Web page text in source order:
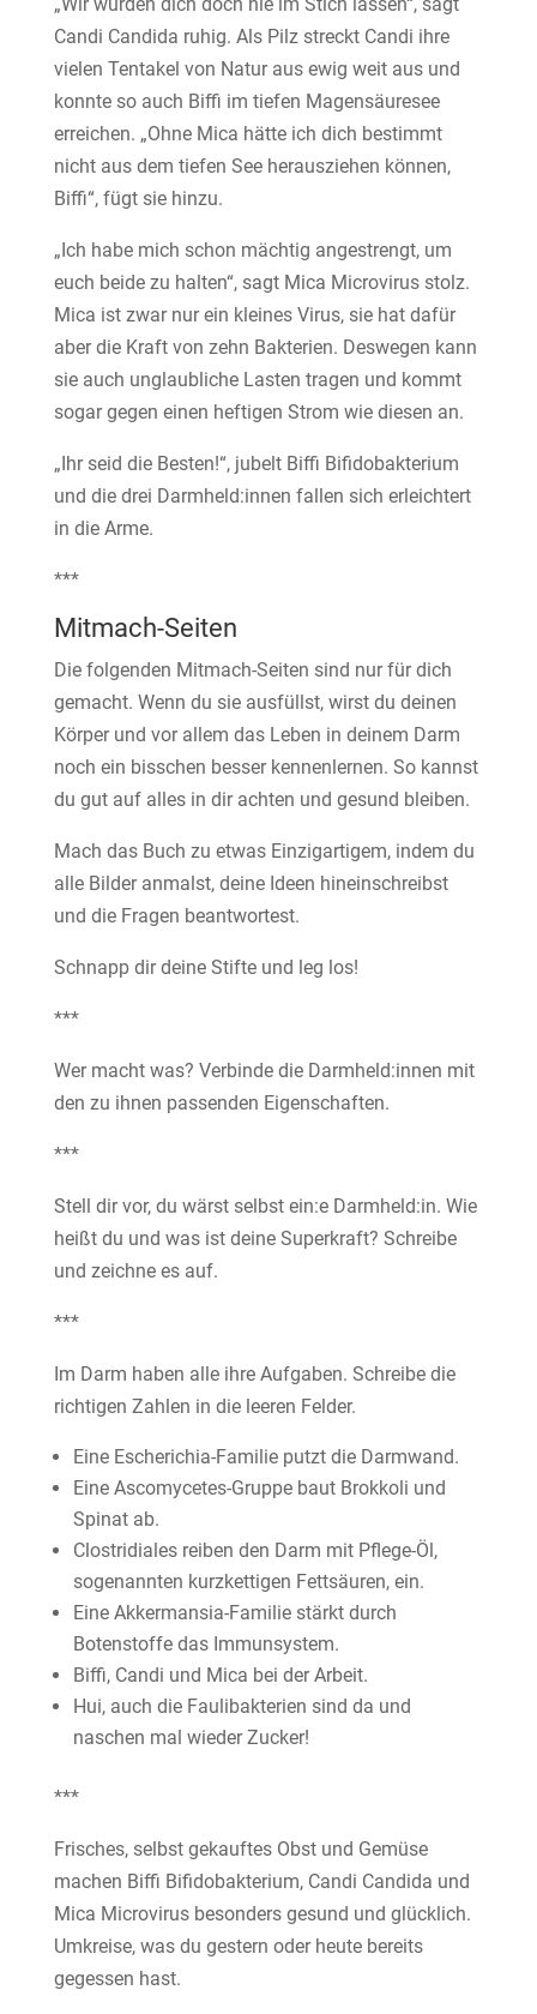
Candi Candida ruhig. Als Pilz streckt Candi ihre
vielen Tentakel von Natur aus ewig weit aus und
konnte so auch Biffi im tiefen Magensäuresee
erreichen. „Ohne Mica hätte ich dich bestimmt
nicht aus dem tiefen See herausziehen können,
Biffi“, fügt sie hinzu.
„Ich habe mich schon mächtig angestrengt, um
euch beide zu halten“, sagt Mica Microvirus stolz.
Mica ist zwar nur ein kleines Virus, sie hat dafür
aber die Kraft von zehn Bakterien. Deswegen kann
sie auch unglaubliche Lasten tragen und kommt
sogar gegen einen heftigen Strom wie diesen an.
„Ihr seid die Besten!“, jubelt Biffi Bifidobakterium
und die drei Darmheld:innen fallen sich erleichtert
in die Arme.
***
Mitmach-Seiten
Die folgenden Mitmach-Seiten sind nur für dich
gemacht. Wenn du sie ausfüllst, wirst du deinen
Körper und vor allem das Leben in deinem Darm
noch ein bisschen besser kennenlernen. So kannst
du gut auf alles in dir achten und gesund bleiben.
Mach das Buch zu etwas Einzigartigem, indem du
alle Bilder anmalst, deine Ideen hineinschreibst
und die Fragen beantwortest.
Schnapp dir deine Stifte und leg los!
***
Wer macht was? Verbinde die Darmheld:innen mit
den zu ihnen passenden Eigenschaften.
***
Stell dir vor, du wärst selbst ein:e Darmheld:in. Wie
heißt du und was ist deine Superkraft? Schreibe
und zeichne es auf.
***
Im Darm haben alle ihre Aufgaben. Schreibe die
richtigen Zahlen in die leeren Felder.
Eine Escherichia-Familie putzt die Darmwand.
Eine Ascomycetes-Gruppe baut Brokkoli und
Spinat ab.
Clostridiales reiben den Darm mit Pflege-Öl,
sogenannten kurzkettigen Fettsäuren, ein.
Eine Akkermansia-Familie stärkt durch
Botenstoffe das Immunsystem.
Biffi, Candi und Mica bei der Arbeit.
Hui, auch die Faulibakterien sind da und
naschen mal wieder Zucker!
***
Frisches, selbst gekauftes Obst und Gemüse
machen Biffi Bifidobakterium, Candi Candida und
Mica Microvirus besonders gesund und glücklich.
Umkreise, was du gestern oder heute bereits
gegessen hast.